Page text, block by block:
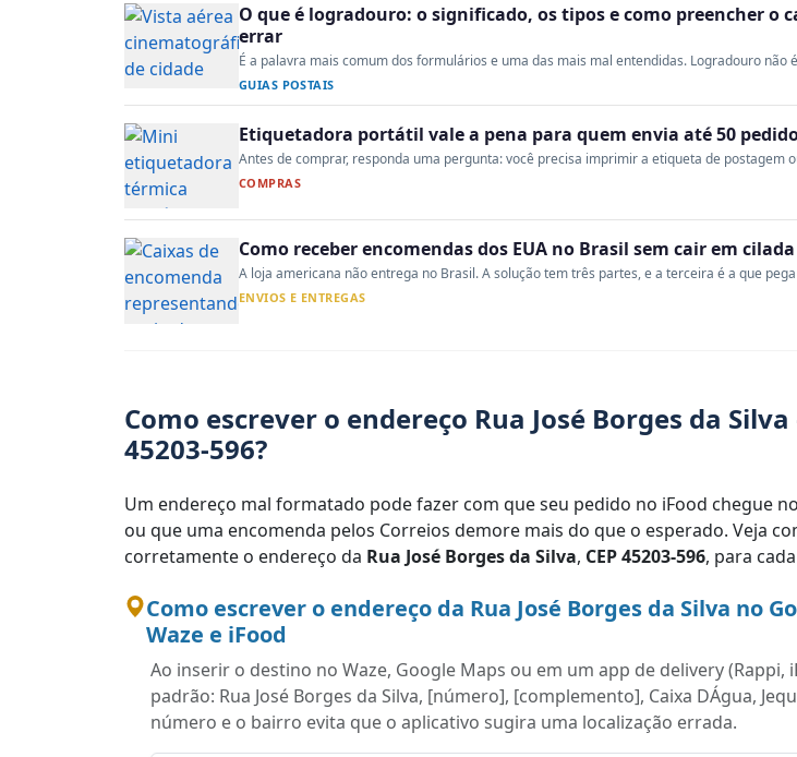
O que é logradouro: o significado, os tipos e como preencher o
errar
É a palavra mais comum dos formulários e uma das mais mal entendidas. Logradouro não
GUIAS POSTAIS
Etiquetadora portátil vale a pena para quem envia até 50
Antes de comprar, responda uma pergunta: você precisa imprimir a etiqueta de postagem
COMPRAS
Como receber encomendas dos EUA no Brasil sem cair em
A loja americana não entrega no Brasil. A solução tem três partes, e a terceira é a que
ENVIOS E ENTREGAS
Como escrever o endereço Rua José Borges da Silva
45203-596?
Um endereço mal formatado pode fazer com que seu pedido no iFood chegue
ou que uma encomenda pelos Correios demore mais do que o esperado. Veja
corretamente o endereço da Rua José Borges da Silva, CEP 45203-596, para
Como escrever o endereço da Rua José Borges da Silva no
Waze e iFood
Ao inserir o destino no Waze, Google Maps ou em um app de delivery (Rappi,
padrão: Rua José Borges da Silva, [número], [complemento], Caixa DÁgua,
número e o bairro evita que o aplicativo sugira uma localização errada.